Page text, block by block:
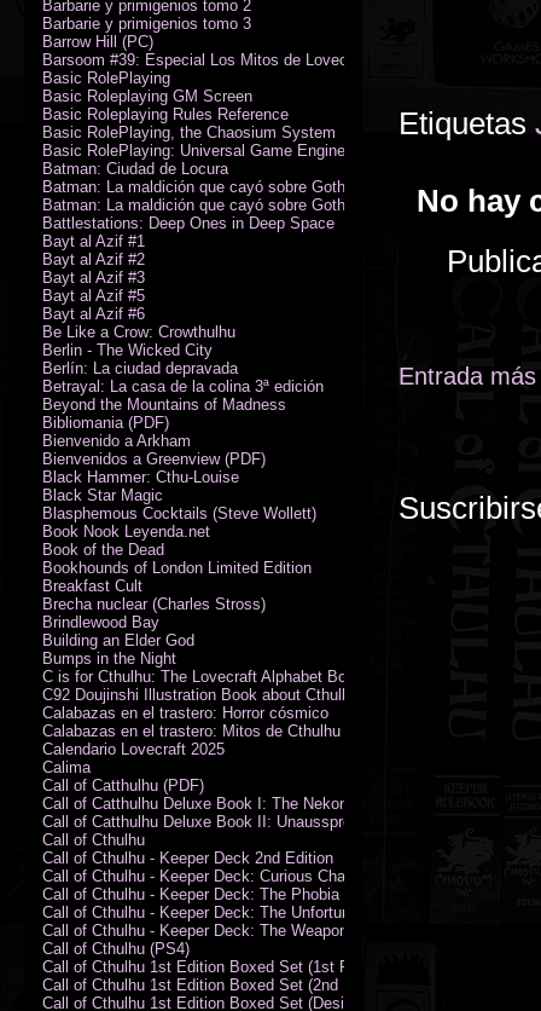
Etiquetas
No hay
Entrada
Barbarie y primigenios tomo 2
Barbarie y primigenios tomo 3
Barrow Hill (PC)
Barsoom #39: Especial Los Mitos de Lovecraft
Basic RolePlaying
Basic Roleplaying GM Screen
Basic Roleplaying Rules Reference
Basic RolePlaying, the Chaosium System
Basic RolePlaying: Universal Game Engine (PDF)
Batman: Ciudad de Locura
Batman: La maldición que cayó sobre Gotham
Batman: La maldición que cayó sobre Gotham
Battlestations: Deep Ones in Deep Space
Bayt al Azif #1
Bayt al Azif #2
Bayt al Azif #3
Bayt al Azif #5
Bayt al Azif #6
Be Like a Crow: Crowthulhu
Berlin - The Wicked City
Berlín: La ciudad depravada
Betrayal: La casa de la colina 3ª edición
Beyond the Mountains of Madness
Bibliomania (PDF)
Bienvenido a Arkham
Bienvenidos a Greenview (PDF)
Black Hammer: Cthu-Louise
Black Star Magic
Blasphemous Cocktails (Steve Wollett)
Book Nook Leyenda.net
Book of the Dead
Bookhounds of London Limited Edition
Breakfast Cult
Brecha nuclear (Charles Stross)
Brindlewood Bay
Building an Elder God
Bumps in the Night
C is for Cthulhu: The Lovecraft Alphabet Board Book
C92 Doujinshi Illustration Book about Cthulhu Mythos
Calabazas en el trastero: Horror cósmico
Calabazas en el trastero: Mitos de Cthulhu
Calendario Lovecraft 2025
Calima
Call of Catthulhu (PDF)
Call of Catthulhu Deluxe Book I: The Nekonomikon
Call of Catthulhu Deluxe Book II: Unaussprechlichen Katzen
Call of Cthulhu
Call of Cthulhu - Keeper Deck 2nd Edition
Call of Cthulhu - Keeper Deck: Curious Charecter Deck
Call of Cthulhu - Keeper Deck: The Phobia Deck
Call of Cthulhu - Keeper Deck: The Unfortunate Events Deck
Call of Cthulhu - Keeper Deck: The Weapons and Artifacts Deck
Call of Cthulhu (PS4)
Call of Cthulhu 1st Edition Boxed Set (1st Printing) (CHA2009-X)
Call of Cthulhu 1st Edition Boxed Set (2nd Printing) (CHA2009-X)
Call of Cthulhu 1st Edition Boxed Set (Designer's Edition)